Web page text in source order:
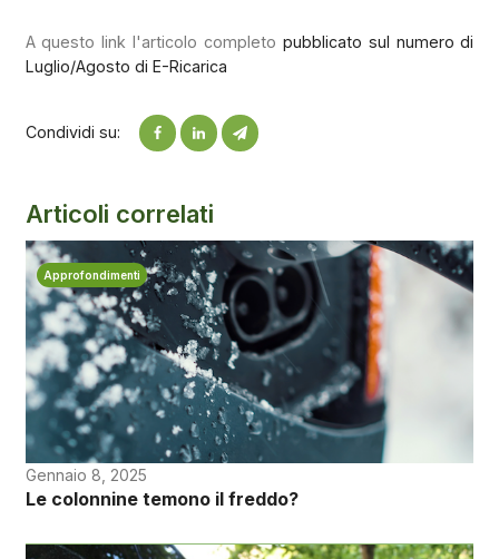
A questo link l'articolo completo pubblicato sul numero di
Luglio/Agosto di E-Ricarica
Condividi su:
Articoli correlati
Approfondimenti
Gennaio 8, 2025
Le colonnine temono il freddo?